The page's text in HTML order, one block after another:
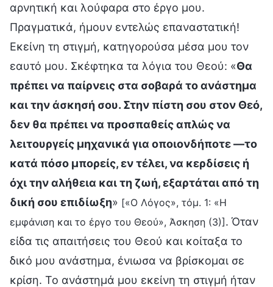
αρνητική και λούφαρα στο έργο μου.
Πραγματικά, ήμουν εντελώς επαναστατική!
Εκείνη τη στιγμή, κατηγορούσα μέσα μου τον
εαυτό μου. Σκέφτηκα τα λόγια του Θεού: «Θα
πρέπει να παίρνεις στα σοβαρά το ανάστημα
και την άσκησή σου. Στην πίστη σου στον Θεό,
δεν θα πρέπει να προσπαθείς απλώς να
λειτουργείς μηχανικά για οποιονδήποτε —το
κατά πόσο μπορείς, εν τέλει, να κερδίσεις ή
όχι την αλήθεια και τη ζωή, εξαρτάται από τη
δική σου επιδίωξη» [«Ο Λόγος», τόμ. 1: «Η
εμφάνιση και το έργο του Θεού», Άσκηση (3)]. Όταν
είδα τις απαιτήσεις του Θεού και κοίταξα το
δικό μου ανάστημα, ένιωσα να βρίσκομαι σε
κρίση. Το ανάστημά μου εκείνη τη στιγμή ήταν